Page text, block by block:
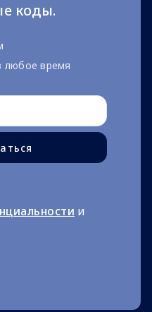
коды.
любое время
и